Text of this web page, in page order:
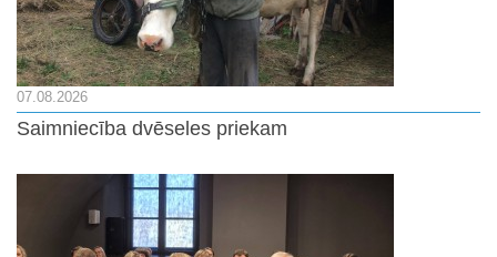
07.08.2026
Saimniecība dvēseles priekam